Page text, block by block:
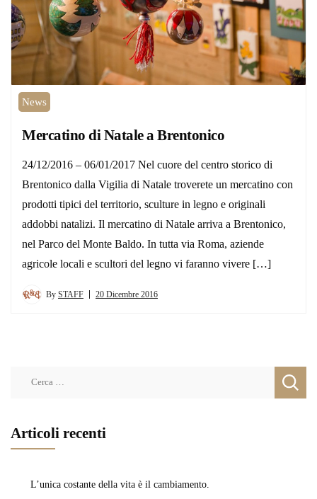
News
Mercatino di Natale a Brentonico
24/12/2016 – 06/01/2017 Nel cuore del centro storico di
Brentonico dalla Vigilia di Natale troverete un mercatino con
prodotti tipici del territorio, sculture in legno e originali
addobbi natalizi. Il mercatino di Natale arriva a Brentonico,
nel Parco del Monte Baldo. In tutta via Roma, aziende
agricole locali e scultori del legno vi faranno vivere […]
By STAFF 20 Dicembre 2016
Articoli recenti
L’unica costante della vita è il cambiamento.